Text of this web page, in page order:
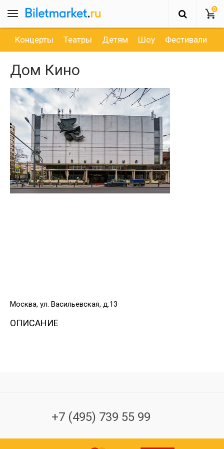
0
Концерты Театры Детям Шоу Фестивали
Дом Кино
Москва, ул. Васильевская, д.13
ОПИСАНИЕ
+7 (495) 739 55 99